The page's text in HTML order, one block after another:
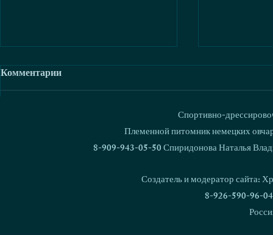
Чемпион
РКФ
Комментарии
Спортивно-
Племенной питомник немецких
8-909-943-05-50 Спиридонова Наталья
Создатель и модератор сайта:
8-926-590-96-